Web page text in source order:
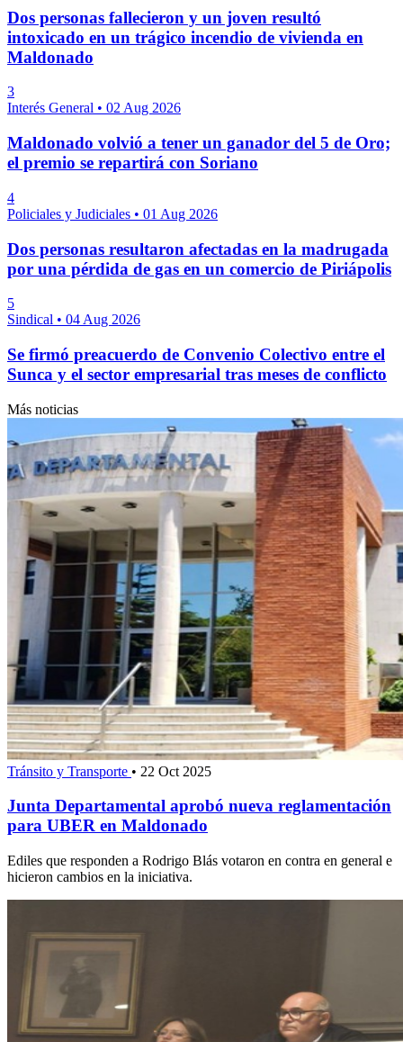
Dos personas fallecieron y un joven resultó
intoxicado en un trágico incendio de vivienda en
Maldonado
3
Interés General • 02 Aug 2026
Maldonado volvió a tener un ganador del 5 de Oro;
el premio se repartirá con Soriano
4
Policiales y Judiciales • 01 Aug 2026
Dos personas resultaron afectadas en la madrugada
por una pérdida de gas en un comercio de Piriápolis
5
Sindical • 04 Aug 2026
Se firmó preacuerdo de Convenio Colectivo entre el
Sunca y el sector empresarial tras meses de conflicto
Más noticias
Tránsito y Transporte • 22 Oct 2025
Junta Departamental aprobó nueva reglamentación
para UBER en Maldonado
Ediles que responden a Rodrigo Blás votaron en contra en general e
hicieron cambios en la iniciativa.